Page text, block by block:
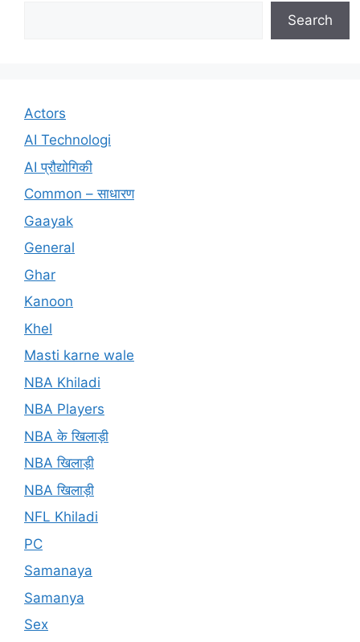
Search
Actors
AI Technologi
AI प्रौद्योगिकी
Common – साधारण
Gaayak
General
Ghar
Kanoon
Khel
Masti karne wale
NBA Khiladi
NBA Players
NBA के खिलाड़ी
NBA खिलाड़ी
NBA खिलाड़ी
NFL Khiladi
PC
Samanaya
Samanya
Sex